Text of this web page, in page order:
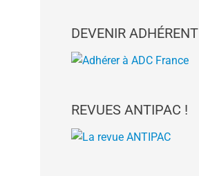
DEVENIR ADHÉRENT
REVUES ANTIPAC !